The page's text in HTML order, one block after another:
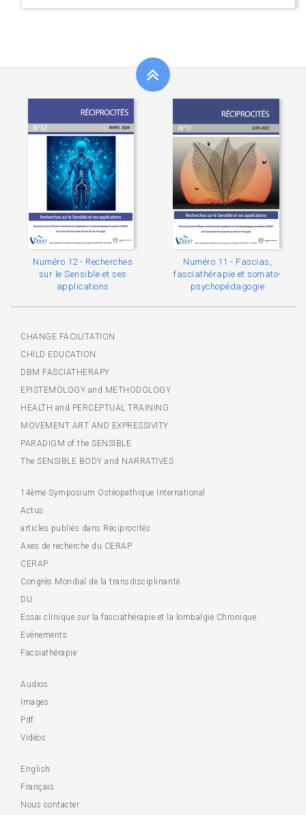
Numéro 12 - Recherches
sur le Sensible et ses
applications
Numéro 11 - Fascias,
fasciathérapie et somato-
psychopédagogie
CHANGE FACILITATION
CHILD EDUCATION
DBM FASCIATHERAPY
EPISTEMOLOGY and METHODOLOGY
HEALTH and PERCEPTUAL TRAINING
MOVEMENT ART AND EXPRESSIVITY
PARADIGM of the SENSIBLE
The SENSIBLE BODY and NARRATIVES
14ème Symposium Ostéopathique International
Actus
articles publiés dans Réciprocités
Axes de recherche du CERAP
CERAP
Congrès Mondial de la transdisciplinarité
DU
Essai clinique sur la fasciathérapie et la lombalgie Chronique
Evénements
Facsiathérapie
Audios
Images
Pdf
Vidéos
English
Français
Nous contacter